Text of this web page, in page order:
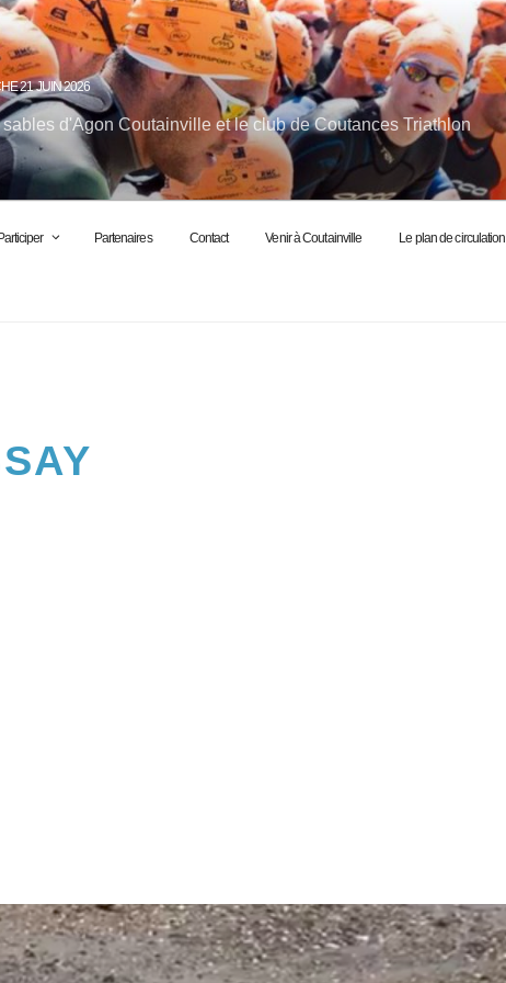
21 JUIN 2026
d'Agon Coutainville et le club de Coutances Triathlon
Partenaires Contact Venir à Coutainville Le plan de circulation